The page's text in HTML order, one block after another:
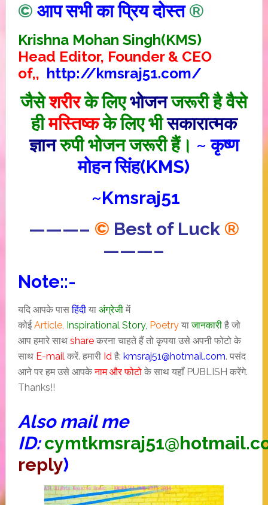
© आप सभी का प्रिय दोस्त®
Krishna Mohan Singh(KMS)
Head Editor, Founder & CEO
of,, http://kmsraj51.com/
जैसेशरीरके लिएभोजनजरूरी है वैसे
हीमस्तिष्कके लिए भीसकारात्मक
ज्ञानरुपी भोजन जरूरी हैं। ~ कृष्ण
मोहन सिंह(KMS)
~Kmsraj51
———– © Best of Luck ®
———–
Note::-
यदि आपके पासहिंदीया अंग्रेजीमें
कोईArticle, Inspirational Story, Poetryयाजानकारीहै जो
आप हमारे साथ share करना चाहते हैं तो कृपया उसे अपनी फोटो के
साथ E-mailकरें. हमारी Idहै: kmsraj51@hotmail.com. पसंद
आने पर हम उसे आपकेनाम और फोटोके साथ यहाँ PUBLISH करेंगे.
Thanks!!
Also mail me
ID:
reply)